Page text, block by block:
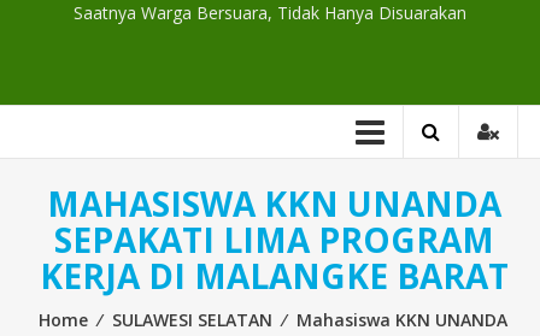
Saatnya Warga Bersuara, Tidak Hanya Disuarakan
MAHASISWA KKN UNANDA
SEPAKATI LIMA PROGRAM
KERJA DI MALANGKE BARAT
Home ⁄ SULAWESI SELATAN ⁄ Mahasiswa KKN UNANDA